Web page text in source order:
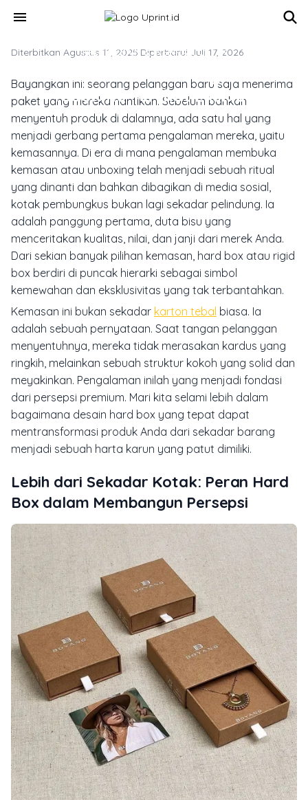
menu
TREN DESAIN & INSPIRASI CETAK
Desain Hard Box Yang Bikin
Produkmu Terlihat Eksklusif
Diterbitkan Agustus 11, 2025 Diperbarui Juli 17, 2026
Bayangkan ini: seorang pelanggan baru saja menerima
paket yang mereka nantikan. Sebelum bahkan
menyentuh produk di dalamnya, ada satu hal yang
menjadi gerbang pertama pengalaman mereka, yaitu
kemasannya. Di era di mana pengalaman membuka
kemasan atau unboxing telah menjadi sebuah ritual
yang dinanti dan bahkan dibagikan di media sosial,
kotak pembungkus bukan lagi sekadar pelindung. Ia
adalah panggung pertama, duta bisu yang
menceritakan kualitas, nilai, dan janji dari merek Anda.
Dari sekian banyak pilihan kemasan, hard box atau rigid
box berdiri di puncak hierarki sebagai simbol
kemewahan dan eksklusivitas yang tak terbantahkan.
Kemasan ini bukan sekadar karton tebal biasa. Ia
adalah sebuah pernyataan. Saat tangan pelanggan
menyentuhnya, mereka tidak merasakan kardus yang
ringkih, melainkan sebuah struktur kokoh yang solid dan
meyakinkan. Pengalaman inilah yang menjadi fondasi
dari persepsi premium. Mari kita selami lebih dalam
bagaimana desain hard box yang tepat dapat
mentransformasi produk Anda dari sekadar barang
menjadi sebuah harta karun yang patut dimiliki.
Lebih dari Sekadar Kotak: Peran Hard
Box dalam Membangun Persepsi